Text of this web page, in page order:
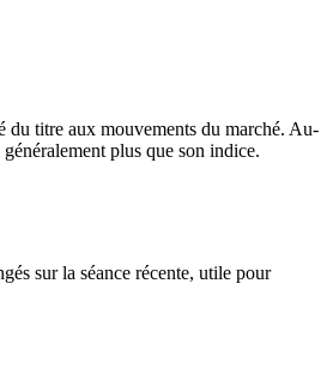
du titre aux mouvements du marché. Au-
plus que son indice.
sur la séance récente, utile pour